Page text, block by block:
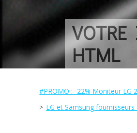
VOTRE
HTML
#PROMO : -22% Moniteur LG
LG et Samsung fournisseurs